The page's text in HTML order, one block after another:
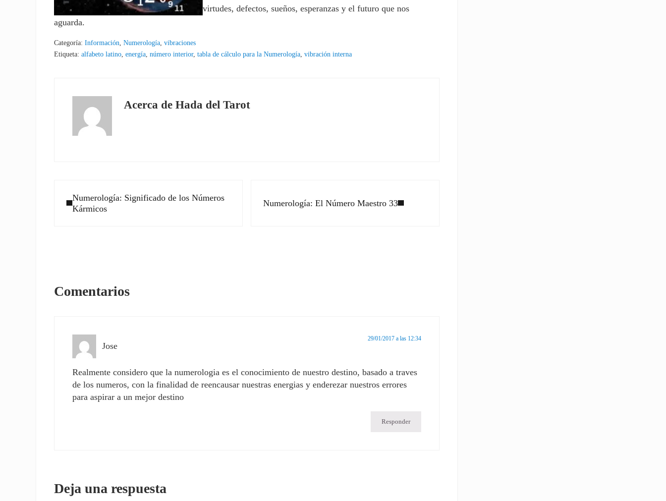
virtudes, defectos, sueños, esperanzas y el futuro que nos
aguarda.
Categoría:Información ,Numerología ,vibraciones
Etiqueta:alfabeto latino ,energía ,número interior,tabla de cálculo para la Numerología ,vibración interna
Acerca deHada del Tarot
Numerología: Significado de los Números
Kármicos
Numerología: El Número Maestro 33
Comentarios
Jose
29/01/2017 a las 12:34
Realmente considero que la numerologia es el conocimiento de nuestro destino, basado a traves
de los numeros, con la finalidad de reencausar nuestras energias y enderezar nuestros errores
para aspirar a un mejor destino
Responder
Deja una respuesta